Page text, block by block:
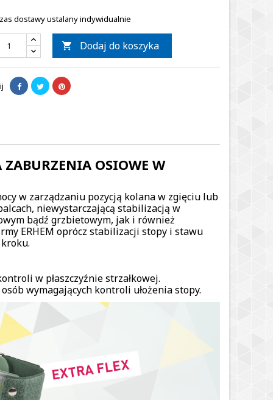
dostawy ustalany indywidualnie
 Dodaj do koszyka
OSIOWE W
w zarządzaniu pozycją kolana w zgięciu lub
niewystarczającą stabilizacją w
bądź grzbietowym, jak i również
ERHEM oprócz stabilizacji stopy i stawu
w płaszczyźnie strzałkowej.
wymagających kontroli ułożenia stopy.